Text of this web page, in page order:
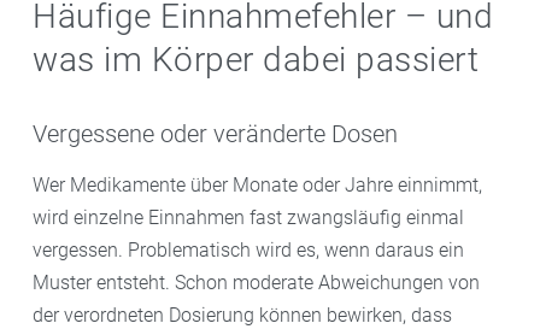
Häufige Einnahmefehler – und
was im Körper dabei passiert
Vergessene oder veränderte Dosen
Wer Medikamente über Monate oder Jahre einnimmt,
wird einzelne Einnahmen fast zwangsläufig einmal
vergessen. Problematisch wird es, wenn daraus ein
Muster entsteht. Schon moderate Abweichungen von
der verordneten Dosierung können bewirken, dass